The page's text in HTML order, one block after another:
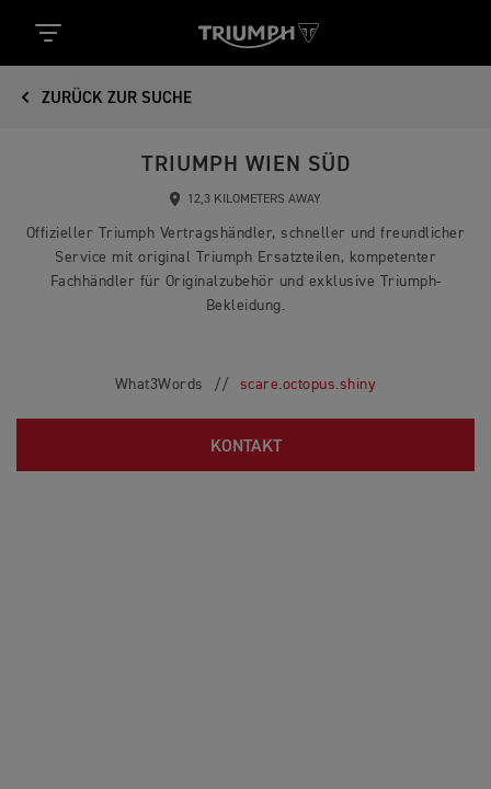
ZURÜCK ZUR SUCHE
TRIUMPH WIEN SÜD
12,3 KILOMETERS AWAY
Offizieller Triumph Vertragshändler, schneller und freundlicher
Service mit original Triumph Ersatzteilen, kompetenter
Fachhändler für Originalzubehör und exklusive Triumph-
Bekleidung.
What3Words // scare.octopus.shiny
KONTAKT